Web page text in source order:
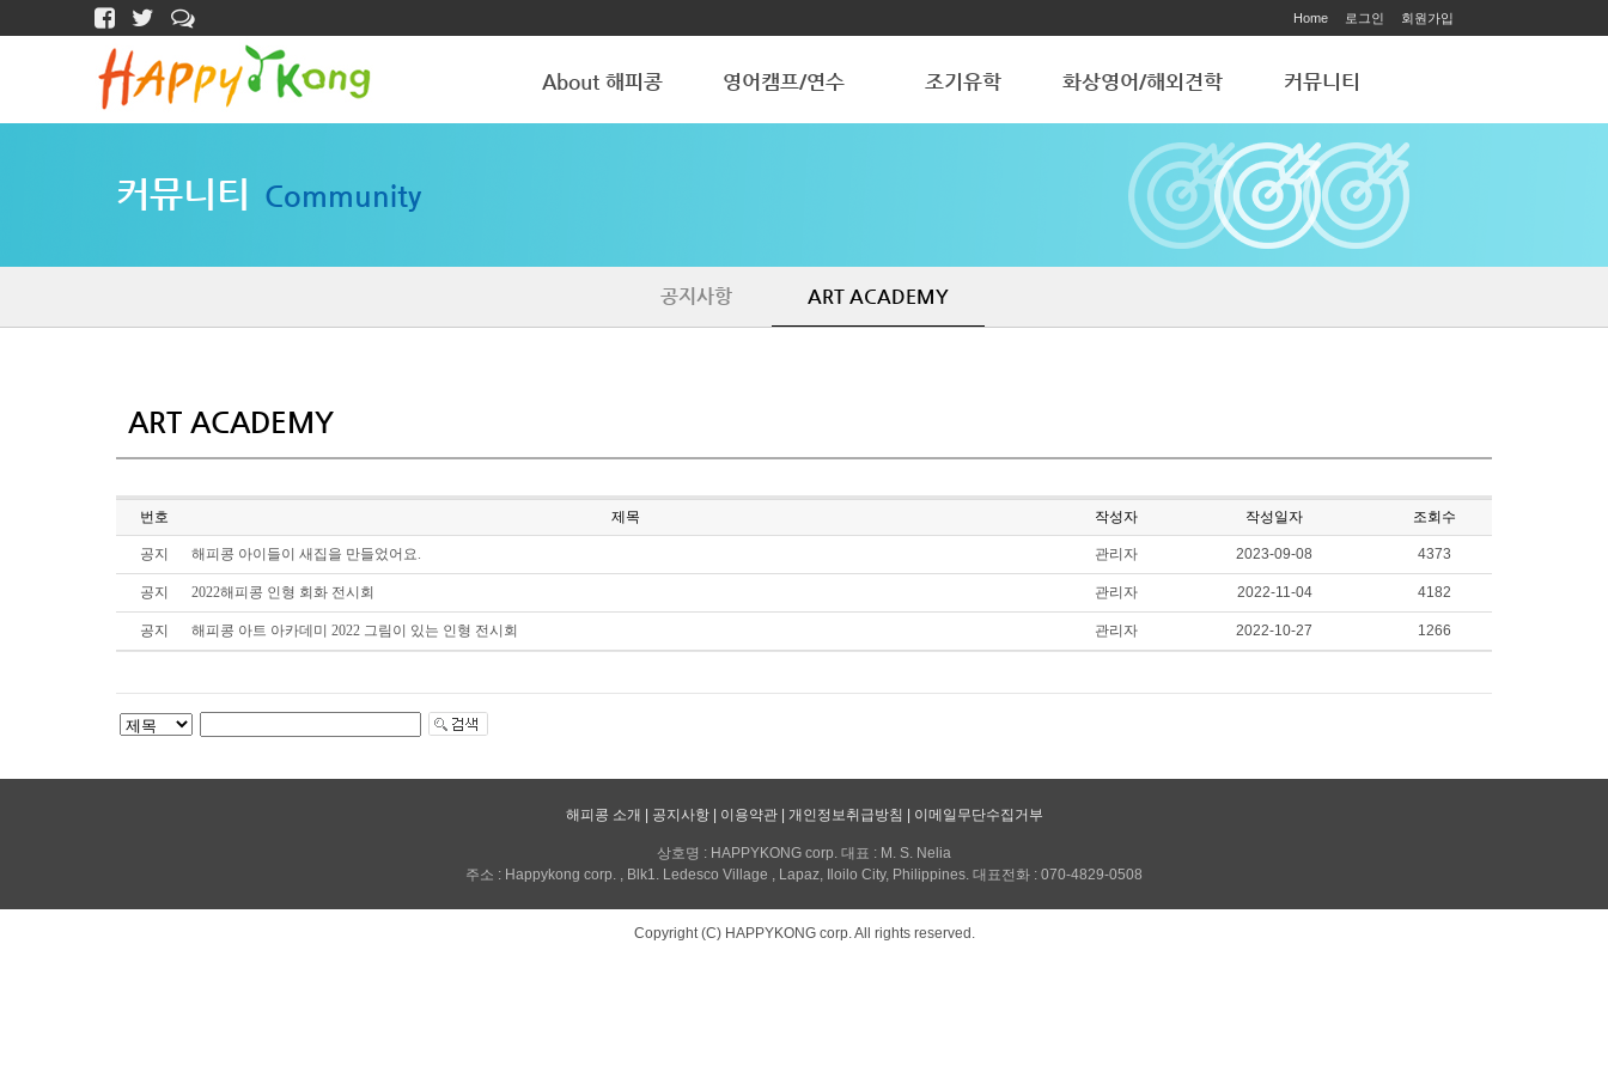
Home 로그인 회원가입
About 해피콩 영어캠프/연수 조기유학 화상영어/해외견학
해외 학습견학
커뮤니티
공지사항
ART ACADEMY
커뮤니티 Community
공지사항 ART ACADEMY
ART ACADEMY
번호 제목 작성자 작성일자 조회수
공지 해피콩 아이들이 새집을 만들었어요. 관리자 2023-09-08 4373
공지 2022해피콩 인형 회화 전시회 관리자 2022-11-04 4182
공지 해피콩 아트 아카데미 2022 그림이 있는 인형 전시회 관리자 2022-10-27 1266
해피콩 소개 공지사항| 이용약관| 개인정보취급방침 이메일무단수집거부
상호명 : HAPPYKONG corp. 대표 : M. S. Nelia
주소 : Happykong corp. , Blk1. Ledesco Village , Lapaz, Iloilo City, Philippines. 대표전화 : 070-4829-0508
Copyright (C) HAPPYKONG corp. All rights reserved.